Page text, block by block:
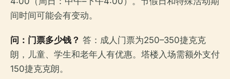
间时间可能会有变动。
问：门票多少钱？ 答：成人门票为250–350捷克克
朗，儿童、学生和老年人有优惠。塔楼入场需额外支付
150捷克克朗。